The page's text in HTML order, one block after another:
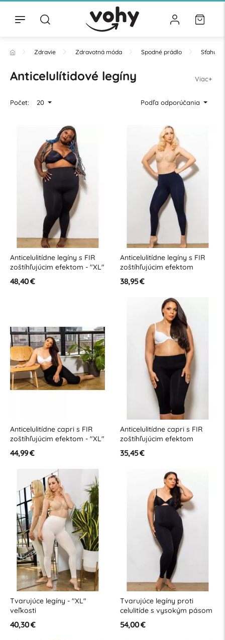
Zdravie Zdravotná móda Spodné prádlo
Anticelulítidové legíny Viac+
Počet: 20 Podľa odporúčania
Anticelulitídne legíny s FIR
zoštíhľujúcim efektom - "XL"
veľkosti
48,40 €
Anticelulitídne legíny s FIR
zoštíhľujúcim efektom
38,95 €
Anticelulitídne capri s FIR
zoštíhľujúcim efektom - "XL"
veľkosti
44,99 €
Anticelulitídne capri s FIR
zoštíhľujúcim efektom
35,45 €
Tvarujúce legíny - "XL"
veľkosti
40,30 €
Tvarujúce legíny proti
celulitíde s vysokým pásom
- "XL" veľkosti
54,00 €